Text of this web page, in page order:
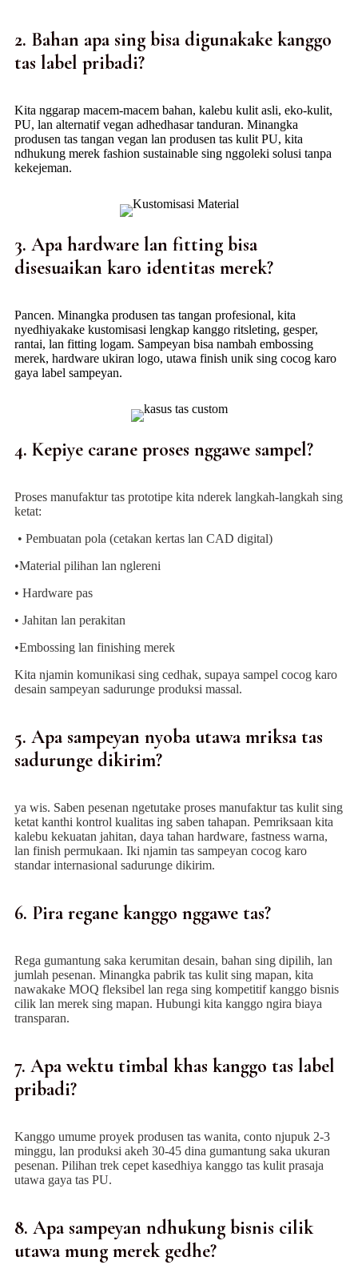
2. Bahan apa sing bisa digunakake kanggo
tas label pribadi?
Kita nggarap macem-macem bahan, kalebu kulit asli, eko-kulit,
PU, ​​lan alternatif vegan adhedhasar tanduran. Minangka
produsen tas tangan vegan lan produsen tas kulit PU, kita
ndhukung merek fashion sustainable sing nggoleki solusi tanpa
kekejeman.
3. Apa hardware lan fitting bisa
disesuaikan karo identitas merek?
Pancen. Minangka produsen tas tangan profesional, kita
nyedhiyakake kustomisasi lengkap kanggo ritsleting, gesper,
rantai, lan fitting logam. Sampeyan bisa nambah embossing
merek, hardware ukiran logo, utawa finish unik sing cocog karo
gaya label sampeyan.
4. Kepiye carane proses nggawe sampel?
Proses manufaktur tas prototipe kita nderek langkah-langkah sing
ketat:
• Pembuatan pola (cetakan kertas lan CAD digital)
•Material pilihan lan nglereni
• Hardware pas
• Jahitan lan perakitan
•Embossing lan finishing merek
Kita njamin komunikasi sing cedhak, supaya sampel cocog karo
desain sampeyan sadurunge produksi massal.
5. Apa sampeyan nyoba utawa mriksa tas
sadurunge dikirim?
ya wis. Saben pesenan ngetutake proses manufaktur tas kulit sing
ketat kanthi kontrol kualitas ing saben tahapan. Pemriksaan kita
kalebu kekuatan jahitan, daya tahan hardware, fastness warna,
lan finish permukaan. Iki njamin tas sampeyan cocog karo
standar internasional sadurunge dikirim.
6. Pira regane kanggo nggawe tas?
Rega gumantung saka kerumitan desain, bahan sing dipilih, lan
jumlah pesenan. Minangka pabrik tas kulit sing mapan, kita
nawakake MOQ fleksibel lan rega sing kompetitif kanggo bisnis
cilik lan merek sing mapan. Hubungi kita kanggo ngira biaya
transparan.
7. Apa wektu timbal khas kanggo tas label
pribadi?
Kanggo umume proyek produsen tas wanita, conto njupuk 2-3
minggu, lan produksi akeh 30-45 dina gumantung saka ukuran
pesenan. Pilihan trek cepet kasedhiya kanggo tas kulit prasaja
utawa gaya tas PU.
8. Apa sampeyan ndhukung bisnis cilik
utawa mung merek gedhe?